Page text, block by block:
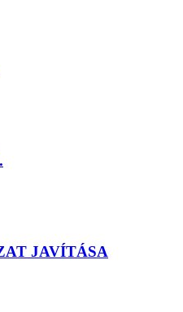
JAVÍTÁSA